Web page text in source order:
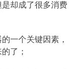
却成了很多消费
一个关键因素，
了；